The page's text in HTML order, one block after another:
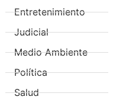
Entretenimiento
Judicial
Medio Ambiente
Política
Salud